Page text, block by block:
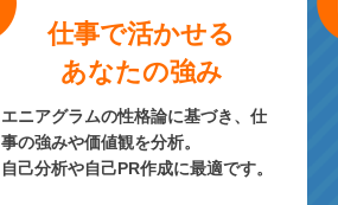
仕事で活かせる
あなたの強み
エニアグラムの性格論に基づき、仕
事の強みや価値観を分析。
自己分析や自己PR作成に最適です。